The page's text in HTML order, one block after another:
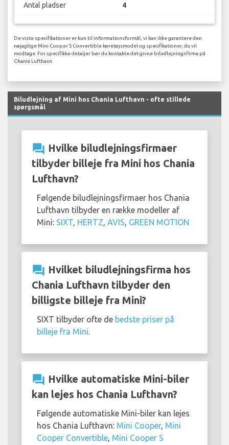
Antal pladser 4
De viste specifikationer er kun til informationsformål, vi kan ikke garantere den
nøjagtige Mini Cooper S Convertible køretøjsmodel og specifikationer, du vil
modtage. For specifikke detaljer bør du kontakte det givne biludlejningsfirma på
Chania Lufthavn.
Biludlejning af Mini hos Chania Lufthavn - ofte stillede
spørgsmål
question_answer Hvilke biludlejningsfirmaer
tilbyder billeje fra Mini hos Chania
Lufthavn?
Følgende biludlejningsfirmaer hos Chania
Lufthavn tilbyder en række modeller af
Mini: SIXT, HERTZ, AVIS, GREEN MOTION
question_answer Hvilket biludlejningsfirma hos
Chania Lufthavn tilbyder den
billigste billeje fra Mini?
SIXT tilbyder ofte de bedste priser på
billeje fra Mini.
question_answer Hvilke automatiske Mini-biler
kan lejes hos Chania Lufthavn?
Følgende automatiske Mini-biler kan lejes
hos Chania Lufthavn: Mini Cooper, Mini
Cooper Convertible, Mini Cooper S